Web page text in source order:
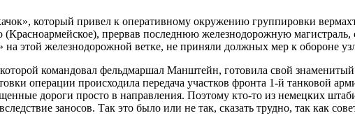
который привел к оперативному окружению группировки
прервав последнюю железнодорожную
на этой железнодорожной ветке, не приняли должных мер к обороне
командовал фельдмаршал Манштейн, готовила свой
операции происходила передача участков фронта 1-й танковой
дороги просто в направления. Поэтому кто-то из немецких
заносов. Так это было или не так, сказать трудно, так как